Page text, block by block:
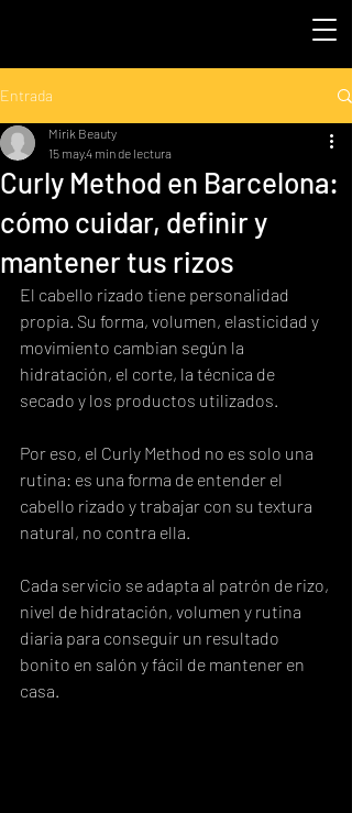
Entrada
Curly Method en Barcelona:
cómo cuidar, definir y
mantener tus rizos
Mirik Beauty
15 may4 min de lectura
El cabello rizado tiene personalidad
propia. Su forma, volumen, elasticidad y
movimiento cambian según la
hidratación, el corte, la técnica de
secado y los productos utilizados.
Por eso, el Curly Method no es solo una
rutina: es una forma de entender el
cabello rizado y trabajar con su textura
natural, no contra ella.
Cada servicio se adapta al patrón de rizo,
nivel de hidratación, volumen y rutina
diaria para conseguir un resultado
bonito en salón y fácil de mantener en
casa.